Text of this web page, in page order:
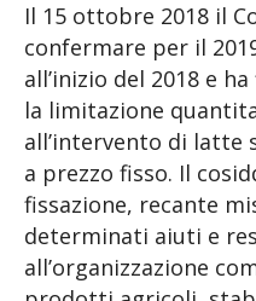
Il 15 ottobre 2018 il
confermare per il
all’inizio del 2018 e
la limitazione
all’intervento di latte
a prezzo fisso. Il
fissazione, recante
determinati aiuti e
all’organizzazione